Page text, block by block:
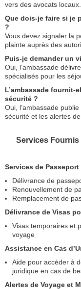
vers des avocats locaux.
Que dois-je faire si je
?
Vous devez signaler la
plainte auprès des
Puis-je demander un
Oui, l’ambassade
spécialisés pour les
L’ambassade fournit-
sécurité ?
Oui, l’ambassade
sécurité et les alertes
Services Fournis
Services de Passeport
Délivrance de
Renouvellement de
Remplacement de
Délivrance de Visas
Visas temporaires et
voyage
Assistance en Cas
Aide pour accéder à
juridique en cas de
Alertes de Voyage et